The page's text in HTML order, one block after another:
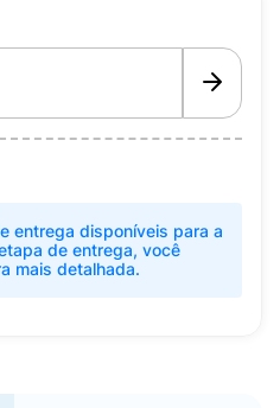
entrega disponíveis para a
de entrega, você
mais detalhada.